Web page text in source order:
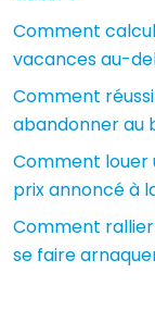
Comment
vacances au-
Comment
abandonner au
Comment louer
prix annoncé à
Comment
se faire